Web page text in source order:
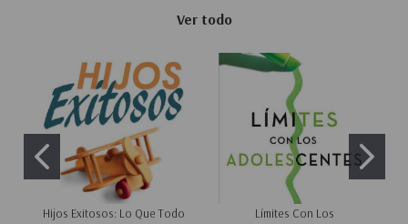
Ver todo
Hijos Exitosos: Lo Que Todo
Límites Con Los